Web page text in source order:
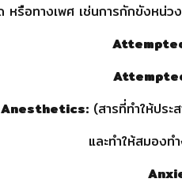
รือทางเพศ เช่นการกักขังหน่ว
Anesthetics: (สารที่ทำให้ปร
และทำให้สมอง